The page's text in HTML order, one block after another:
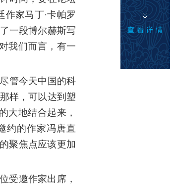
作家马丁·卡帕罗
一段博尔赫斯写
我们而言，有一
管今天中国的科
样，可以达到塑
大地结合起来，
约的作家冯唐直
聚焦点应该更加
受邀作家出席，